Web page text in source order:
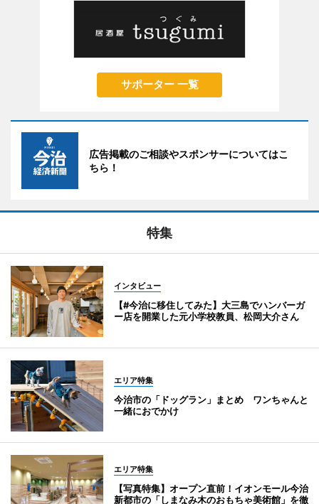
サポーター 一覧
広告掲載のご相談やスポンサーについてはこ
ちら！
特集
インタビュー
【#今治に移住してみた】大三島でハンバーガ
ー店を開業した元小学校教員、松岡大介さん
エリア特集
今治市の「ドッグラン」まとめ ワンちゃんと
一緒におでかけ
エリア特集
【写真特集】オープン直前！イオンモール今治
新都市の「しまなみ木のおもちゃ美術館」を徹